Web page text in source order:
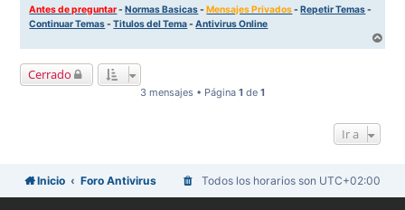
Antes de preguntar-Normas Basicas-Mensajes Privados-Repetir Temas-
Continuar Temas-Titulos del Tema-Antivirus Online
r
Cerrado
3 mensajes • Página 1 de 1
Ir a
Inicio Foro Antivirus Todos los horarios son UTC+02:00